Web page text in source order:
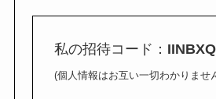
・クレカ・プリ私の招待コード： IINBXQ
(個人情報はお互い一切わかりませ